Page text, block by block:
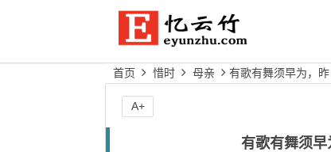
首页 惜时 母亲 有歌有舞须早为，
有歌有舞须
A+